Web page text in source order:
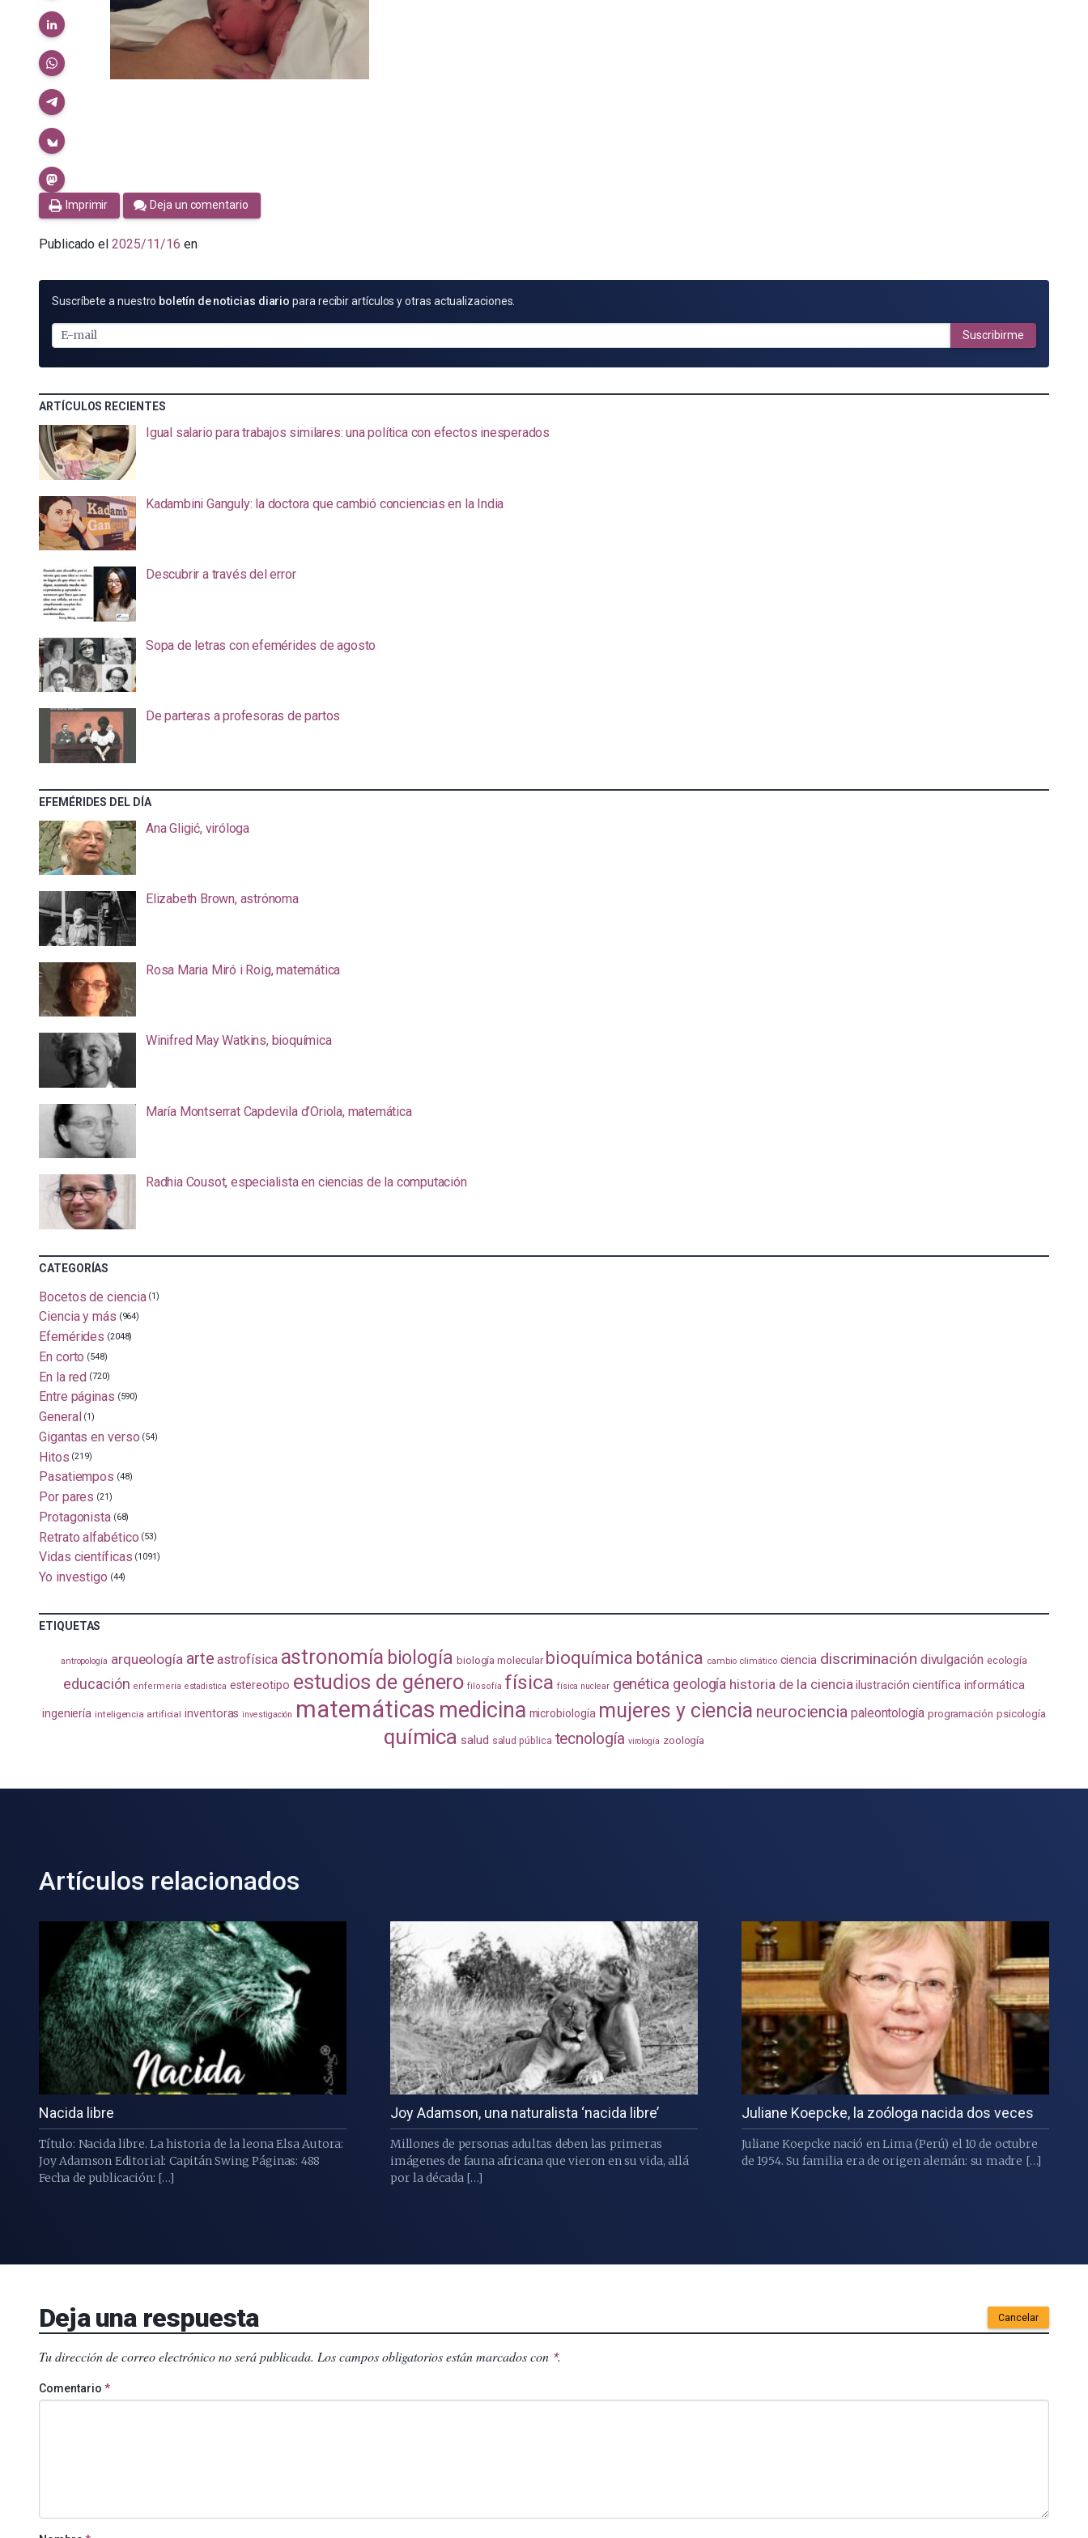
Imprimir Deja un comentario
Publicado el 2025/11/16 en
SUSCRÍBETE
E-
MAIL
Suscríbete a nuestro boletín de noticias diario para recibir artículos y otras actualizaciones.
Suscribirme
ARTÍCULOS RECIENTES
Igual salario para trabajos similares: una política con efectos inesperados
Kadambini Ganguly: la doctora que cambió conciencias en la India
Descubrir a través del error
Sopa de letras con efemérides de agosto
De parteras a profesoras de partos
EFEMÉRIDES DEL DÍA
Ana Gligić, viróloga
Elizabeth Brown, astrónoma
Rosa Maria Miró i Roig, matemática
Winifred May Watkins, bioquímica
María Montserrat Capdevila d’Oriola, matemática
Radhia Cousot, especialista en ciencias de la computación
CATEGORÍAS
Bocetos de ciencia (1)
Ciencia y más (964)
Efemérides (2048)
En corto (548)
En la red (720)
Entre páginas (590)
General (1)
Gigantas en verso (54)
Hitos (219)
Pasatiempos (48)
Por pares (21)
Protagonista (68)
Retrato alfabético (53)
Vidas científicas (1091)
Yo investigo (44)
ETIQUETAS
antropología arqueología arte astrofísica astronomía biología biología molecular bioquímica botánica cambio climático ciencia discriminación divulgación ecología
educación enfermería estadistica estereotipo estudios de género filosofía física física nuclear genética geología historia de la ciencia ilustración científica informática
ingeniería inteligencia artificial inventoras investigación matemáticas medicina microbiología mujeres y ciencia neurociencia paleontología programación psicología
química salud salud pública tecnología virología zoología
Artículos relacionados
Nacida libre
Título: Nacida libre. La historia de la leona Elsa Autora:
Joy Adamson Editorial: Capitán Swing Páginas: 488
Fecha de publicación: […]
Joy Adamson, una naturalista ‘nacida libre’
Millones de personas adultas deben las primeras
imágenes de fauna africana que vieron en su vida, allá
por la década […]
Juliane Koepcke, la zoóloga nacida dos veces
Juliane Koepcke nació en Lima (Perú) el 10 de octubre
de 1954. Su familia era de origen alemán: su madre […]
Deja una respuesta Cancelar
Tu dirección de correo electrónico no será publicada. Los campos obligatorios están marcados con *.
Comentario *